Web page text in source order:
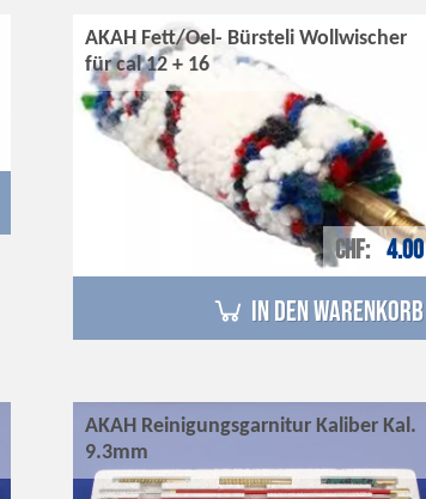
AKAH Fett/Oel- Bürsteli Wollwischer
für cal 12 + 16
CHF 4.00
in den Warenkorb
AKAH Reinigungsgarnitur Kaliber Kal.
9.3mm